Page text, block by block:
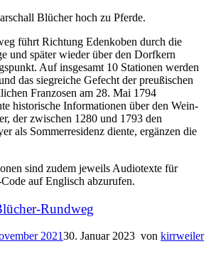
Blücher hoch zu Pferde.
führt Richtung Edenkoben durch die
und später wieder über den Dorfkern
Auf insgesamt 10 Stationen werden
das siegreiche Gefecht der preußischen
Franzosen am 28. Mai 1794
historische Informationen über den Wein-
der zwischen 1280 und 1793 den
als Sommerresidenz diente, ergänzen die
sind zudem jeweils Audiotexte für
auf Englisch abzurufen.
Rundweg
202130. Januar 2023 von kirrweiler